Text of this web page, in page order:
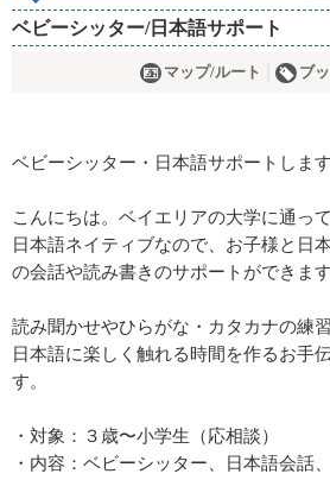
ベビーシッター/日本語サポート
マップ/ルート ブ
ベビーシッター・日本語サポートします
こんにちは。ベイエリアの大学に通っ
日本語ネイティブなので、お子様と日
の会話や読み書きのサポートができます
読み聞かせやひらがな・カタカナの練
日本語に楽しく触れる時間を作るお手
す。
・対象：３歳〜小学生（応相談）
・内容：ベビーシッター、日本語会話